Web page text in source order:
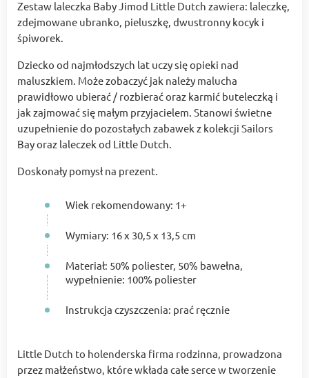
Zestaw laleczka Baby Jimod Little Dutch zawiera: laleczkę,
zdejmowane ubranko, pieluszkę, dwustronny kocyk i
śpiworek.
Dziecko od najmłodszych lat uczy się opieki nad
maluszkiem. Może zobaczyć jak należy malucha
prawidłowo ubierać / rozbierać oraz karmić buteleczką i
jak zajmować się małym przyjacielem. Stanowi świetne
uzupełnienie do pozostałych zabawek z kolekcji Sailors
Bay oraz laleczek od Little Dutch.
Doskonały pomysł na prezent.
Wiek rekomendowany: 1+
Wymiary: 16 x 30,5 x 13,5 cm
Materiał: 50% poliester, 50% bawełna,
wypełnienie: 100% poliester
Instrukcja czyszczenia: prać ręcznie
Little Dutch to holenderska firma rodzinna, prowadzona
przez małżeństwo, które wkłada całe serce w tworzenie